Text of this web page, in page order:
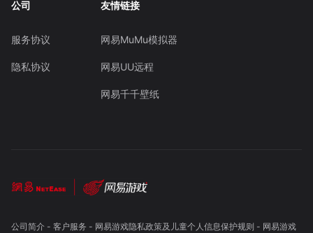
公司
服务协议
隐私协议
友情链接
网易MuMu模拟器
网易UU远程
网易千千壁纸
公司简介- 客户服务 - 网易游戏隐私政策及儿童个人信息保护规则 - 网易游戏